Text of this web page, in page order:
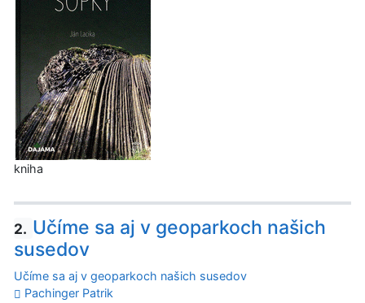
kniha
2. Učíme sa aj v geoparkoch našich
susedov
Učíme sa aj v geoparkoch našich susedov
Pachinger Patrik